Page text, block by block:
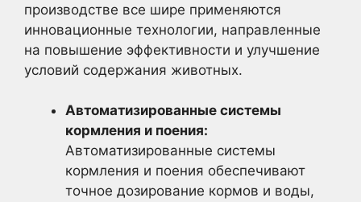
производстве все шире применяются
инновационные технологии, направленные
на повышение эффективности и улучшение
условий содержания животных.
Автоматизированные системы
кормления и поения:
Автоматизированные системы
кормления и поения обеспечивают
точное дозирование кормов и воды,